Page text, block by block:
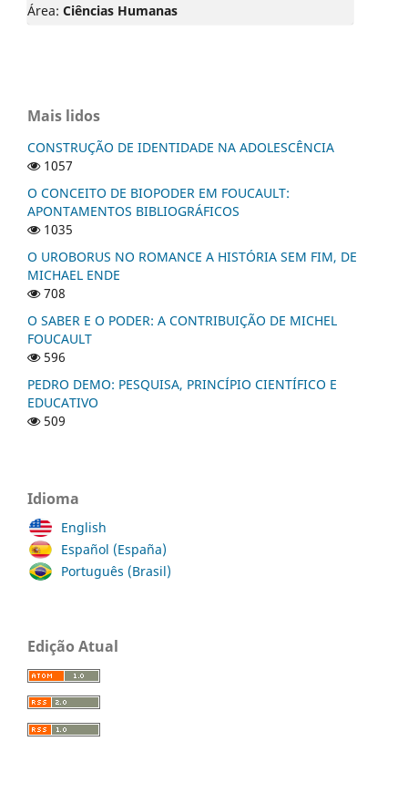
Área: Ciências Humanas
Mais lidos
CONSTRUÇÃO DE IDENTIDADE NA ADOLESCÊNCIA
1057
O CONCEITO DE BIOPODER EM FOUCAULT:
APONTAMENTOS BIBLIOGRÁFICOS
1035
O UROBORUS NO ROMANCE A HISTÓRIA SEM FIM, DE
MICHAEL ENDE
708
O SABER E O PODER: A CONTRIBUIÇÃO DE MICHEL
FOUCAULT
596
PEDRO DEMO: PESQUISA, PRINCÍPIO CIENTÍFICO E
EDUCATIVO
509
Idioma
English
Español (España)
Português (Brasil)
Edição Atual